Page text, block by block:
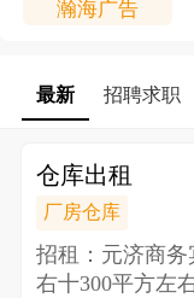
瀚海广告
最新 招聘求职
仓库出租
厂房仓库
招租：元济商务
右十300平方左